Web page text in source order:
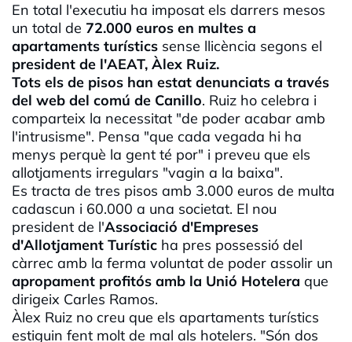
En total l'executiu ha imposat els darrers mesos
un total de 72.000 euros en multes a
apartaments turístics sense llicència segons el
president de l'AEAT, Àlex Ruiz.
Tots els de pisos han estat denunciats a través
del web del comú de Canillo. Ruiz ho celebra i
comparteix la necessitat "de poder acabar amb
l'intrusisme". Pensa "que cada vegada hi ha
menys perquè la gent té por" i preveu que els
allotjaments irregulars "vagin a la baixa".
Es tracta de tres pisos amb 3.000 euros de multa
cadascun i 60.000 a una societat. El nou
president de l'Associació d'Empreses
d'Allotjament Turístic ha pres possessió del
càrrec amb la ferma voluntat de poder assolir un
apropament profitós amb la Unió Hotelera que
dirigeix Carles Ramos.
Àlex Ruiz no creu que els apartaments turístics
estiguin fent molt de mal als hotelers. "Són dos